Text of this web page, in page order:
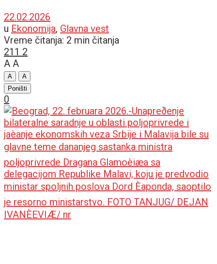
22.02.2026
u Ekonomija, Glavna vest
Vreme čitanja: 2 min čitanja
211 2
A A
A
A
Poništi
0